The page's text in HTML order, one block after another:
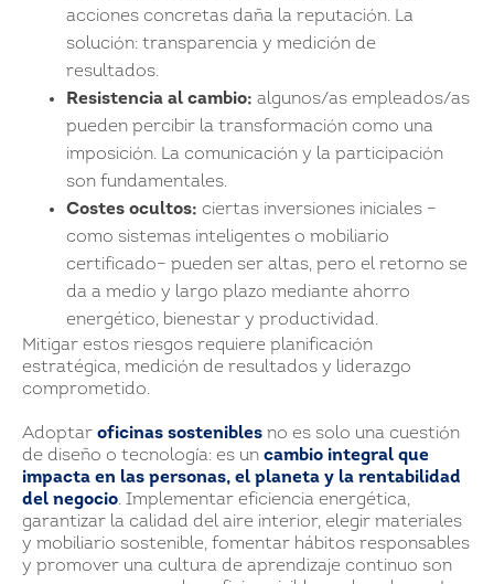
acciones concretas daña la reputación. La
solución: transparencia y medición de
resultados.
Resistencia al cambio: algunos/as empleados/as
pueden percibir la transformación como una
imposición. La comunicación y la participación
son fundamentales.
Costes ocultos: ciertas inversiones iniciales –
como sistemas inteligentes o mobiliario
certificado– pueden ser altas, pero el retorno se
da a medio y largo plazo mediante ahorro
energético, bienestar y productividad.
Mitigar estos riesgos requiere planificación
estratégica, medición de resultados y liderazgo
comprometido.
Adoptar oficinas sostenibles no es solo una cuestión
de diseño o tecnología: es un cambio integral que
impacta en las personas, el planeta y la rentabilidad
del negocio. Implementar eficiencia energética,
garantizar la calidad del aire interior, elegir materiales
y mobiliario sostenible, fomentar hábitos responsables
y promover una cultura de aprendizaje continuo son